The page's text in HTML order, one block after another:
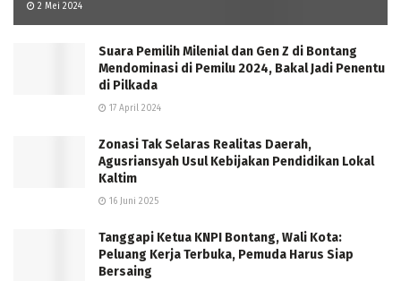
2 Mei 2024
Suara Pemilih Milenial dan Gen Z di Bontang
Mendominasi di Pemilu 2024, Bakal Jadi Penentu
di Pilkada
17 April 2024
Zonasi Tak Selaras Realitas Daerah,
Agusriansyah Usul Kebijakan Pendidikan Lokal
Kaltim
16 Juni 2025
Tanggapi Ketua KNPI Bontang, Wali Kota:
Peluang Kerja Terbuka, Pemuda Harus Siap
Bersaing